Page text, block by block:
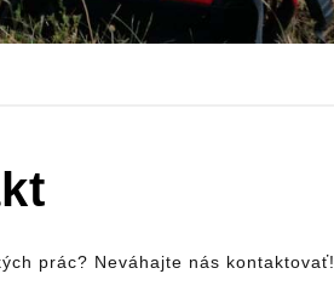
prác? Neváhajte nás kontaktovať!